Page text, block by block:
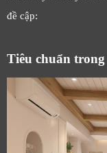
đề cập:
Tiêu chuẩn